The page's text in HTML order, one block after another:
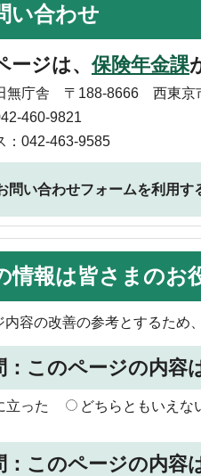
い合わせ
ージは、 保険年金課
無庁舎 〒188-8666 西東京
460-9821
：042-463-9585
問い合わせフォームを利用す
情報は皆さまのお
内容の改善の参考とするため
：このページの内容
立った どちらともいえな
：このページの内容